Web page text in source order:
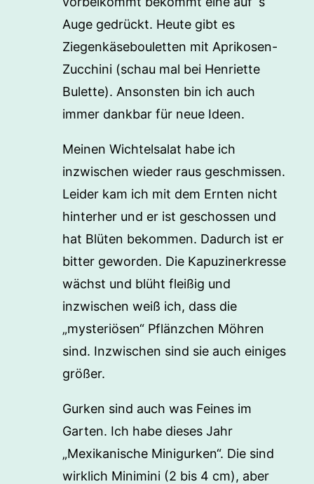
Auge gedrückt. Heute gibt es
Ziegenkäsebouletten mit Aprikosen-
Zucchini (schau mal bei Henriette
Bulette). Ansonsten bin ich auch
immer dankbar für neue Ideen.
Meinen Wichtelsalat habe ich
inzwischen wieder raus geschmissen.
Leider kam ich mit dem Ernten nicht
hinterher und er ist geschossen und
hat Blüten bekommen. Dadurch ist er
bitter geworden. Die Kapuzinerkresse
wächst und blüht fleißig und
inzwischen weiß ich, dass die
„mysteriösen“ Pflänzchen Möhren
sind. Inzwischen sind sie auch einiges
größer.
Gurken sind auch was Feines im
Garten. Ich habe dieses Jahr
„Mexikanische Minigurken“. Die sind
wirklich Minimini (2 bis 4 cm), aber